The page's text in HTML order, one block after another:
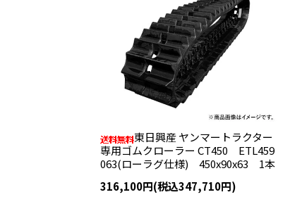
東日興産 ヤンマートラクター
専用ゴムクローラー CT450 ETL459
063(ローラグ仕様) 450x90x63 1本
316,100円(税込347,710円)